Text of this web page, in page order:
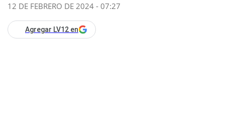
12 DE FEBRERO DE 2024 - 07:27
Agregar LV12 en